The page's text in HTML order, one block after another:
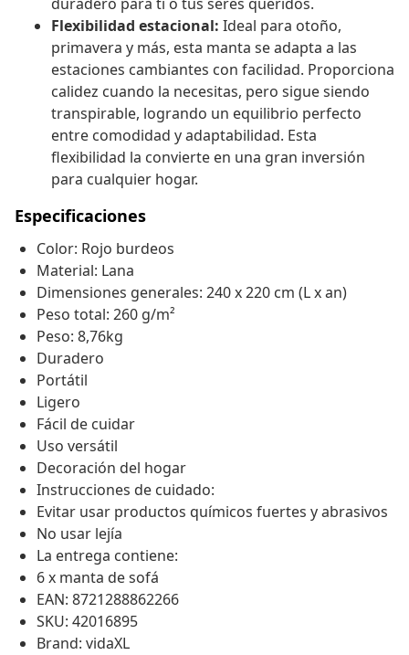
Flexibilidad estacional: Ideal para otoño,
primavera y más, esta manta se adapta a las
estaciones cambiantes con facilidad. Proporciona
calidez cuando la necesitas, pero sigue siendo
transpirable, logrando un equilibrio perfecto
entre comodidad y adaptabilidad. Esta
flexibilidad la convierte en una gran inversión
para cualquier hogar.
Especificaciones
Color: Rojo burdeos
Material: Lana
Dimensiones generales: 240 x 220 cm (L x an)
Peso total: 260 g/m²
Peso: 8,76kg
Duradero
Portátil
Ligero
Fácil de cuidar
Uso versátil
Decoración del hogar
Instrucciones de cuidado:
Evitar usar productos químicos fuertes y abrasivos
No usar lejía
La entrega contiene:
6 x manta de sofá
EAN: 8721288862266
SKU: 42016895
Brand: vidaXL